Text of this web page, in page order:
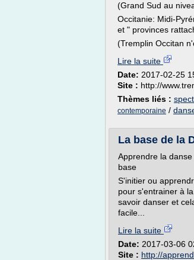
(Grand Sud au
Occitanie: Midi-
et " provinces
(Tremplin Occitan
Lire la suite
Date: 2017-02-25
Site : http://
Thèmes liés :
contemporaine /
La base de la
Apprendre la
base
S'initier ou
pour s'entrainer à
savoir danser et
facile...
Lire la suite
Date: 2017-03-06
Site : http://